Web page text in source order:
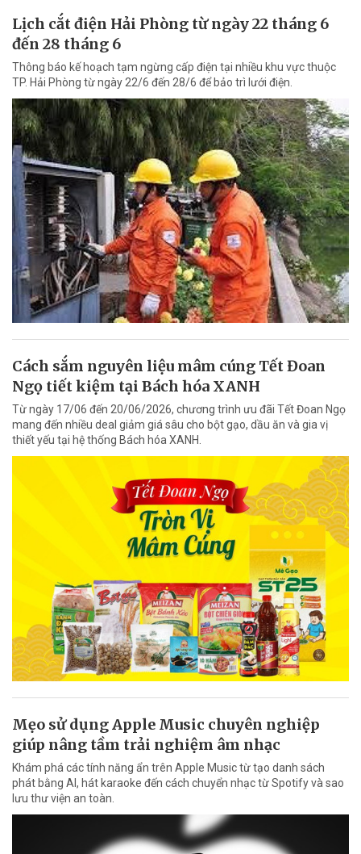
Lịch cắt điện Hải Phòng từ ngày 22 tháng 6
đến 28 tháng 6
Thông báo kế hoạch tạm ngừng cấp điện tại nhiều khu vực thuộc
TP. Hải Phòng từ ngày 22/6 đến 28/6 để bảo trì lưới điện.
Cách sắm nguyên liệu mâm cúng Tết Đoan
Ngọ tiết kiệm tại Bách hóa XANH
Từ ngày 17/06 đến 20/06/2026, chương trình ưu đãi Tết Đoan Ngọ
mang đến nhiều deal giảm giá sâu cho bột gạo, dầu ăn và gia vị
thiết yếu tại hệ thống Bách hóa XANH.
Mẹo sử dụng Apple Music chuyên nghiệp
giúp nâng tầm trải nghiệm âm nhạc
Khám phá các tính năng ẩn trên Apple Music từ tạo danh sách
phát bằng AI, hát karaoke đến cách chuyển nhạc từ Spotify và sao
lưu thư viện an toàn.